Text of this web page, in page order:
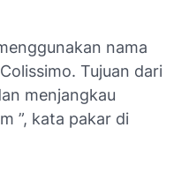
nama
Tujuan dari
menjangkau
”, kata pakar di